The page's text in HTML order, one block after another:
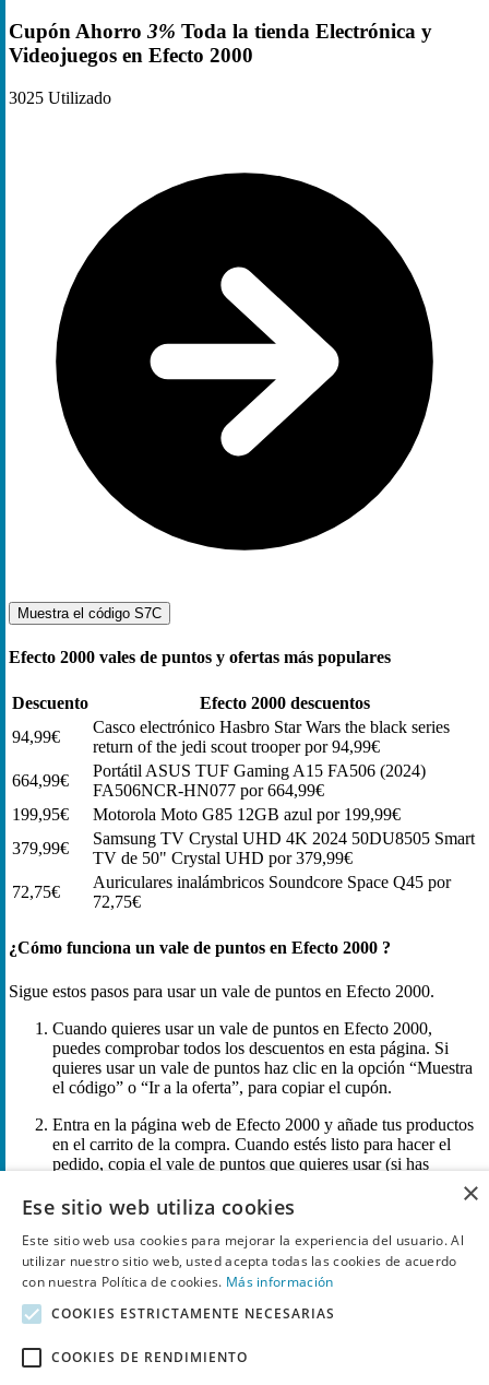
Cupón Ahorro 3% Toda la tienda Electrónica y
Videojuegos en Efecto 2000
3025 Utilizado
Muestra el código S7C
Efecto 2000 vales de puntos y ofertas más populares
Descuento
Efecto 2000 descuentos
94,99€
Casco electrónico Hasbro Star Wars the black series
return of the jedi scout trooper por 94,99€
664,99€
Portátil ASUS TUF Gaming A15 FA506 (2024)
FA506NCR-HN077 por 664,99€
199,95€
Motorola Moto G85 12GB azul por 199,99€
379,99€
Samsung TV Crystal UHD 4K 2024 50DU8505 Smart
TV de 50" Crystal UHD por 379,99€
72,75€
Auriculares inalámbricos Soundcore Space Q45 por
72,75€
¿Cómo funciona un vale de puntos en Efecto 2000 ?
Sigue estos pasos para usar un vale de puntos en Efecto 2000.
Cuando quieres usar un vale de puntos en Efecto 2000,
puedes comprobar todos los descuentos en esta página. Si
quieres usar un vale de puntos haz clic en la opción “Muestra
el código” o “Ir a la oferta”, para copiar el cupón.
Entra en la página web de Efecto 2000 y añade tus productos
en el carrito de la compra. Cuando estés listo para hacer el
pedido, copia el vale de puntos que quieres usar (si has
pulsado en una oferta, no tendrás que copiar ningún código).
Cuando hayas hecho esto, acude a la página de pago y busca
el campo de “Código de descuento”, “Cupón de descuento” o
“Cupón promocional”. Cuando hayas encontrado este campo,
copia el código en dicho campo y pulsa en “Confirmar” o
completa el pago y ahora solo tienes que esperar hasta recibir
×
Ese sitio web utiliza cookies
Este sitio web usa cookies para mejorar la experiencia del usuario. Al
utilizar nuestro sitio web, usted acepta todas las cookies de acuerdo
con nuestra Política de cookies. Más información
COOKIES ESTRICTAMENTE NECESARIAS
COOKIES DE RENDIMIENTO